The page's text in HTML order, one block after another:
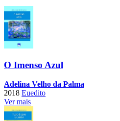
O Imenso Azul
Adelina Velho da Palma
2018 Euedito
Ver mais